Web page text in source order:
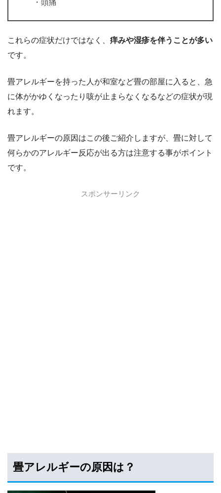
・頭痛
これらの症状だけではなく、 痒みや湿疹を伴うことが多い
です。
畳アレルギーを持った人が和室など畳の部屋に入ると、急
に体がかゆくなったり咳が止まらなくなるなどの症状が現
れます。
畳アレルギーの原因はこの後ご紹介しますが、畳に対して
何らかのアレルギー反応が出る方は注意する事がポイント
です。
スポンサーリンク
畳アレルギーの原因は？